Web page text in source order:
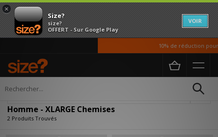
×
Size?
size?
OFFERT - Sur Google Play
VOIR
10% de réduction pour
Accueil Homme
Homme - XLARGE Chemises
2 Produits Trouvés